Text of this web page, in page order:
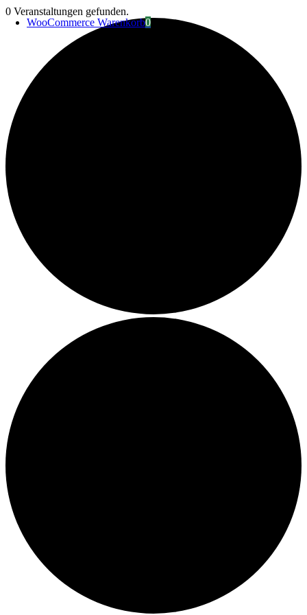
Zum
InhaltWooCommerce Warenkorb0
0 Veranstaltungen gefunden.